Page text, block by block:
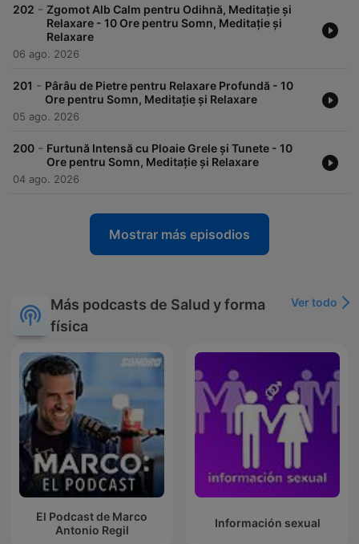
202 - Zgomot Alb Calm pentru Odihnă, Meditație și
Relaxare - 10 Ore pentru Somn, Meditație și
Relaxare
06 ago. 2026
201 - Pârâu de Pietre pentru Relaxare Profundă - 10
Ore pentru Somn, Meditație și Relaxare
05 ago. 2026
200 - Furtună Intensă cu Ploaie Grele și Tunete - 10
Ore pentru Somn, Meditație și Relaxare
04 ago. 2026
Mostrar más episodios
Más podcasts de Salud y forma
física
Ver todo
El Podcast de Marco
Antonio Regil
Información sexual